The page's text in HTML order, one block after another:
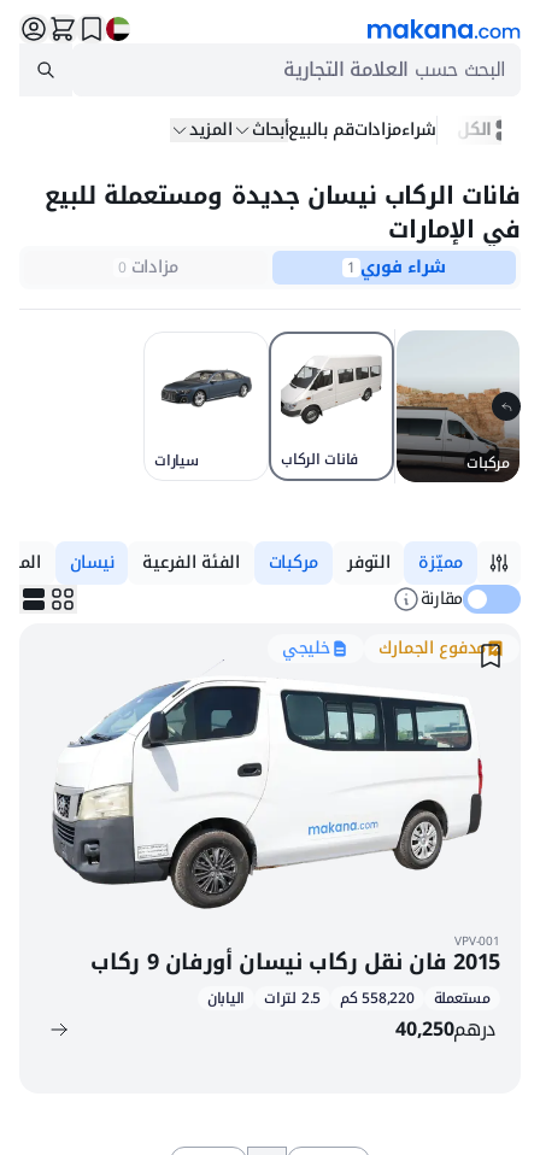
البحث حسب العلامة التجارية
الكل شراءمزاداتقم بالبيعأبحاث المزيد
فانات الركاب نيسان جديدة ومستعملة للبيع
في الإمارات
شراء فوري 1 مزادات 0
مركبات فانات الركاب سيارات
مميّزة التوفر مركبات الفئة الفرعية نيسان
مقارنة
مدفوع الجمارك
خليجي
VPV-001
2015 فان نقل ركاب نيسان أورفان 9 ركاب
مستعملة 558,220 كم 2.5 لترات اليابان
درهم40,250